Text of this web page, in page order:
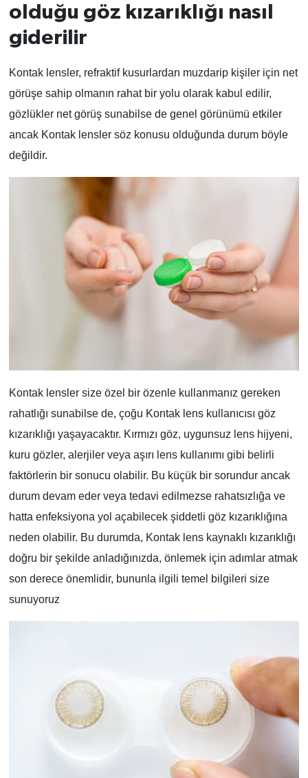
olduğu göz kızarıklığı nasıl
giderilir
Kontak lensler, refraktif kusurlardan muzdarip kişiler için net
görüşe sahip olmanın rahat bir yolu olarak kabul edilir,
gözlükler net görüş sunabilse de genel görünümü etkiler
ancak Kontak lensler söz konusu olduğunda durum böyle
değildir.
Kontak lensler size özel bir özenle kullanmanız gereken
rahatlığı sunabilse de, çoğu Kontak lens kullanıcısı göz
kızarıklığı yaşayacaktır. Kırmızı göz, uygunsuz lens hijyeni,
kuru gözler, alerjiler veya aşırı lens kullanımı gibi belirli
faktörlerin bir sonucu olabilir. Bu küçük bir sorundur ancak
durum devam eder veya tedavi edilmezse rahatsızlığa ve
hatta enfeksiyona yol açabilecek şiddetli göz kızarıklığına
neden olabilir. Bu durumda, Kontak lens kaynaklı kızarıklığı
doğru bir şekilde anladığınızda, önlemek için adımlar atmak
son derece önemlidir, bununla ilgili temel bilgileri size
sunuyoruz